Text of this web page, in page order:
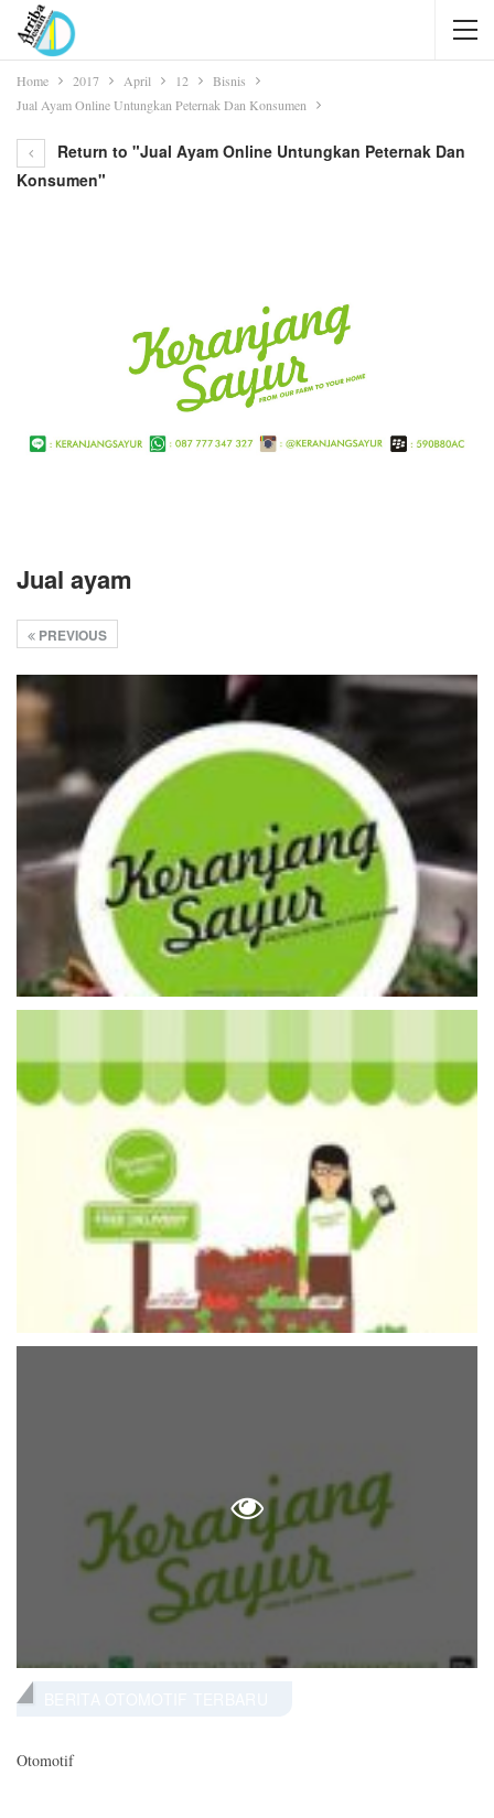
Home 2017 April 12
Bisnis
Jual Ayam Online Untungkan Peternak Dan Konsumen
Return to "Jual Ayam Online Untungkan Peternak Dan
Konsumen"
Jual ayam
PREVIOUS
Otomotif